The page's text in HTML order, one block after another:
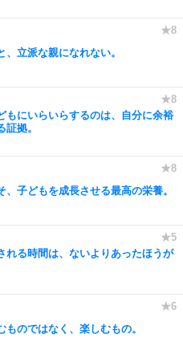
、立派な親になれない。
もにいらいらするのは、自分に余裕
拠。
、子どもを成長させる最高の栄養。
れる時間は、ないよりあったほうが
ものではなく、楽しむもの。